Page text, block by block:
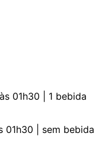
01h30 | 1 bebida
01h30 | sem bebida